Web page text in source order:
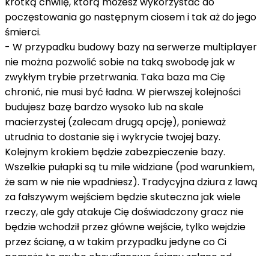
poczęstowania go następnym ciosem i tak aż do jego
śmierci.
- W przypadku budowy bazy na serwerze multiplayer
nie można pozwolić sobie na taką swobodę jak w
zwykłym trybie przetrwania. Taka baza ma Cię
chronić, nie musi być ładna. W pierwszej kolejności
budujesz bazę bardzo wysoko lub na skale
macierzystej (zalecam drugą opcję), ponieważ
utrudnia to dostanie się i wykrycie twojej bazy.
Kolejnym krokiem będzie zabezpieczenie bazy.
Wszelkie pułapki są tu mile widziane (pod warunkiem,
że sam w nie nie wpadniesz). Tradycyjna dziura z lawą
za fałszywym wejściem będzie skuteczna jak wiele
rzeczy, ale gdy atakuje Cię doświadczony gracz nie
będzie wchodził przez główne wejście, tylko wejdzie
przez ścianę, a w takim przypadku jedyne co Ci